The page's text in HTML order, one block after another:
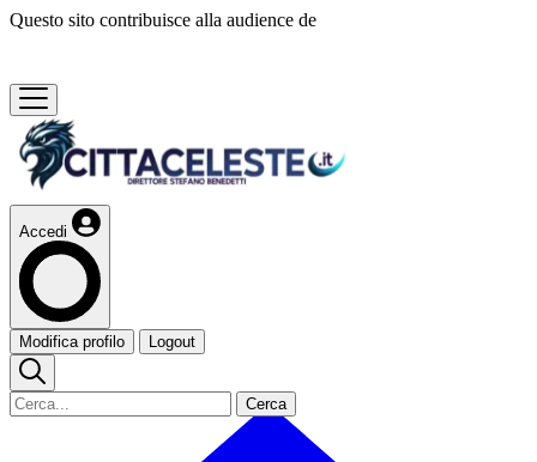
Questo sito contribuisce alla audience de
Accedi
Modifica profilo Logout
Cerca